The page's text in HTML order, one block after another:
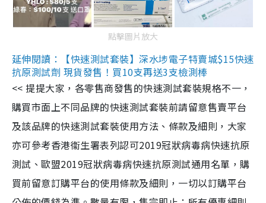
點擊圖片放大
延伸閱讀：【快速測試套裝】深水埗電子特賣城$15快速
抗原測試劑 現貨發售！買10支再送3支檢測棒
<< 提提大家，各零售商發售的快速測試套裝規格不一，
購買市面上不同品牌的快速測試套裝前請留意售賣平台
及該品牌的快速測試套裝使用方法、條款及細則，大家
亦可參考香港衞生署表列認可2019冠狀病毒病快速抗原
測試、歐盟2019冠狀病毒病快速抗原測試通用名單，購
買前留意訂購平台的使用條款及細則，一切以訂購平台